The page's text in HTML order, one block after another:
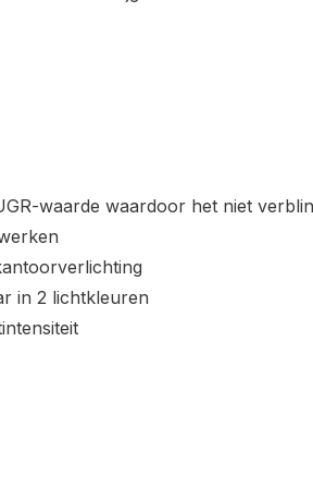
waarde waardoor het niet
in 2 lichtkleuren